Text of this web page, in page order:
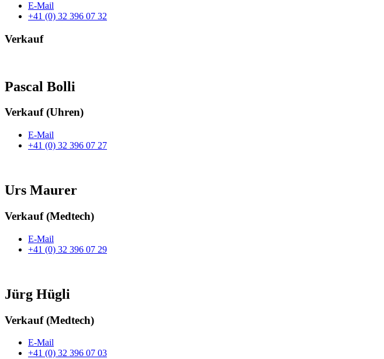
E-Mail
+41 (0) 32 396 07 32
Verkauf
Pascal Bolli
Verkauf (Uhren)
E-Mail
+41 (0) 32 396 07 27
Urs Maurer
Verkauf (Medtech)
E-Mail
+41 (0) 32 396 07 29
Jürg Hügli
Verkauf (Medtech)
E-Mail
+41 (0) 32 396 07 03